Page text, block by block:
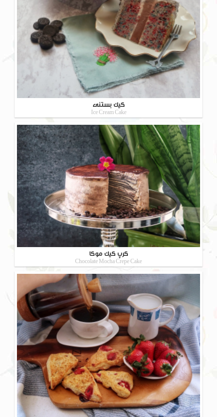
کیک بستنی
Ice Cream Cake
کرپ کیک موکا
Chocolate Mocha Crepe Cake